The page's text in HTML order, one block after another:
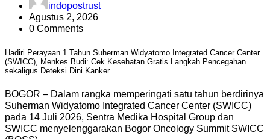
indopostrust
Agustus 2, 2026
0 Comments
Hadiri Perayaan 1 Tahun Suherman Widyatomo Integrated Cancer Center
(SWICC), Menkes Budi: Cek Kesehatan Gratis Langkah Pencegahan
sekaligus Deteksi Dini Kanker
BOGOR – Dalam rangka memperingati satu tahun berdirinya
Suherman Widyatomo Integrated Cancer Center (SWICC)
pada 14 Juli 2026, Sentra Medika Hospital Group dan
SWICC menyelenggarakan Bogor Oncology Summit SWICC